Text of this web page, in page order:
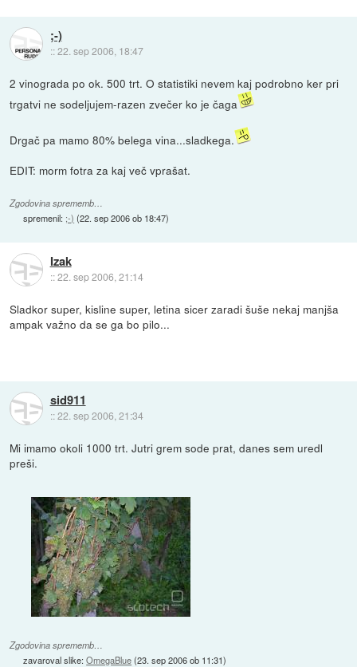
;-)
::22. sep 2006, 18:47
2 vinograda po ok. 500 trt. O statistiki nevem kaj podrobno ker pri
trgatvi ne sodeljujem-razen zvečer ko je čaga
Drgač pa mamo 80% belega vina...sladkega.
EDIT: morm fotra za kaj več vprašat.
Zgodovina sprememb…
spremenil: ;-) (22. sep 2006 ob 18:47)
Izak
::22. sep 2006, 21:14
Sladkor super, kisline super, letina sicer zaradi šuše nekaj manjša
ampak važno da se ga bo pilo...
sid911
::22. sep 2006, 21:34
Mi imamo okoli 1000 trt. Jutri grem sode prat, danes sem uredl
preši.
Zgodovina sprememb…
zavaroval slike:OmegaBlue(23. sep 2006 ob 11:31)